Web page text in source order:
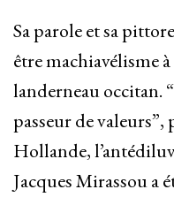
Sa parole et sa
être machiavélisme
landerneau occitan.
passeur de valeurs”,
Hollande,
Jacques Mirassou a